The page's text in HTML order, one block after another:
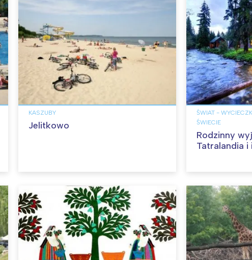
KASZUBY
Jelitkowo
ŚWIAT -
ŚWIECIE
Rodzinny
Tatralandia